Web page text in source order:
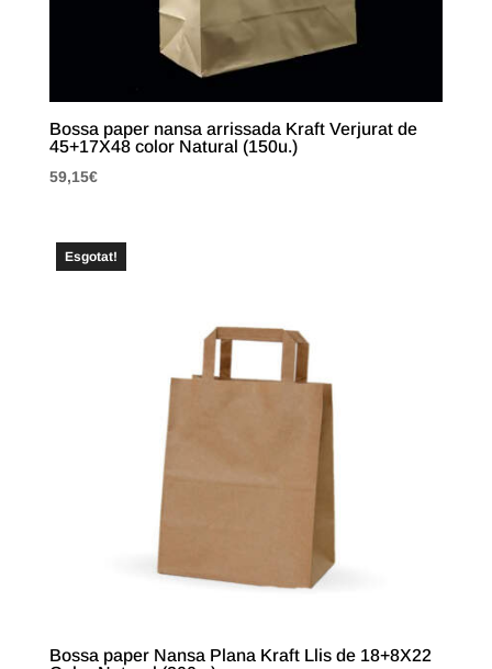
Bossa paper nansa arrissada Kraft Verjurat de
45+17X48 color Natural (150u.)
59,15€
Esgotat!
Bossa paper Nansa Plana Kraft Llis de 18+8X22